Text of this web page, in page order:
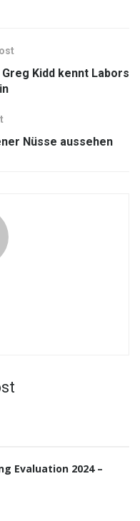
Kidd kennt Labors
Nüsse aussehen
Evaluation 2024 –